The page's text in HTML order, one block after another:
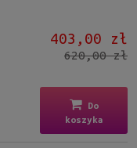
403,00 zł
620,00 zł
Do
koszyka